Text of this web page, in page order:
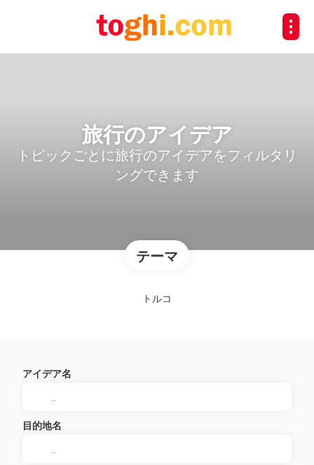
旅行のアイデア
トピックごとに旅行のアイデアをフィルタリ
ングできます
テーマ
トルコ
アイデア名
目的地名